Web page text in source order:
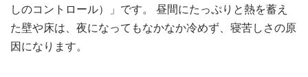
しのコントロール）」です。 昼間にたっぷりと熱を蓄え
た壁や床は、夜になってもなかなか冷めず、寝苦しさの原
因になります。